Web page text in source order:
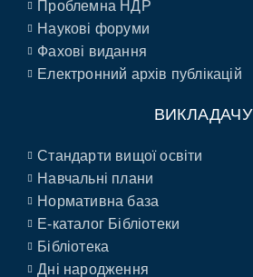
Проблемна НДР
Наукові форуми
Фахові видання
Електронний архів публікацій
ВИКЛАДАЧУ
Стандарти вищої освіти
Навчальні плани
Нормативна база
E-каталог Бібліотеки
Бібліотека
Дні народження